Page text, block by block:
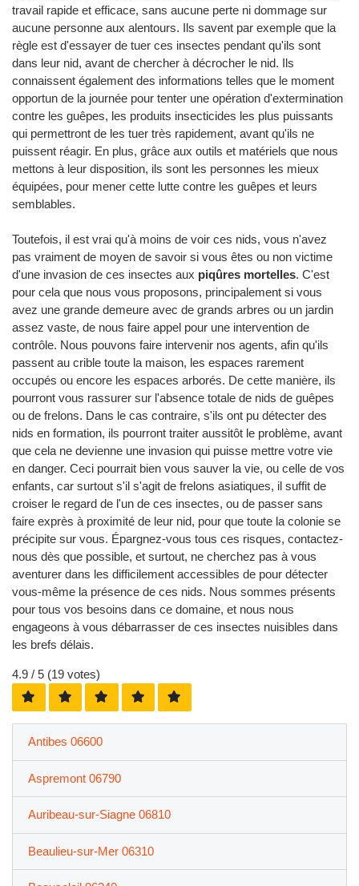
travail rapide et efficace, sans aucune perte ni dommage sur
aucune personne aux alentours. Ils savent par exemple que la
règle est d'essayer de tuer ces insectes pendant qu'ils sont
dans leur nid, avant de chercher à décrocher le nid. Ils
connaissent également des informations telles que le moment
opportun de la journée pour tenter une opération d'extermination
contre les guêpes, les produits insecticides les plus puissants
qui permettront de les tuer très rapidement, avant qu'ils ne
puissent réagir. En plus, grâce aux outils et matériels que nous
mettons à leur disposition, ils sont les personnes les mieux
équipées, pour mener cette lutte contre les guêpes et leurs
semblables.
Toutefois, il est vrai qu'à moins de voir ces nids, vous n'avez
pas vraiment de moyen de savoir si vous êtes ou non victime
d'une invasion de ces insectes aux piqûres mortelles. C'est
pour cela que nous vous proposons, principalement si vous
avez une grande demeure avec de grands arbres ou un jardin
assez vaste, de nous faire appel pour une intervention de
contrôle. Nous pouvons faire intervenir nos agents, afin qu'ils
passent au crible toute la maison, les espaces rarement
occupés ou encore les espaces arborés. De cette manière, ils
pourront vous rassurer sur l'absence totale de nids de guêpes
ou de frelons. Dans le cas contraire, s'ils ont pu détecter des
nids en formation, ils pourront traiter aussitôt le problème, avant
que cela ne devienne une invasion qui puisse mettre votre vie
en danger. Ceci pourrait bien vous sauver la vie, ou celle de vos
enfants, car surtout s'il s'agit de frelons asiatiques, il suffit de
croiser le regard de l'un de ces insectes, ou de passer sans
faire exprès à proximité de leur nid, pour que toute la colonie se
précipite sur vous. Épargnez-vous tous ces risques, contactez-
nous dès que possible, et surtout, ne cherchez pas à vous
aventurer dans les difficilement accessibles de pour détecter
vous-même la présence de ces nids. Nous sommes présents
pour tous vos besoins dans ce domaine, et nous nous
engageons à vous débarrasser de ces insectes nuisibles dans
les brefs délais.
4.9 / 5 (19 votes)
Antibes 06600
Aspremont 06790
Auribeau-sur-Siagne 06810
Beaulieu-sur-Mer 06310